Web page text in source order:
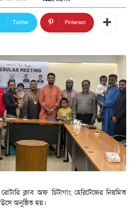
Twitter Pinterest
ক্লাব অফ চিটাগাং হেরিটেজের নিয়মিত
অনুষ্ঠিত হয়।